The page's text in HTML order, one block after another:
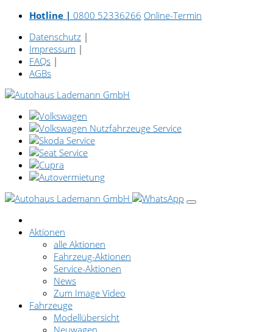
Hotline | 0800 52336266 Online-Termin
Datenschutz |
Impressum |
FAQs |
AGBs
Aktionen
alle Aktionen
Fahrzeug-Aktionen
Service-Aktionen
News
Zum Image Video
Fahrzeuge
Modellübersicht
Neuwagen